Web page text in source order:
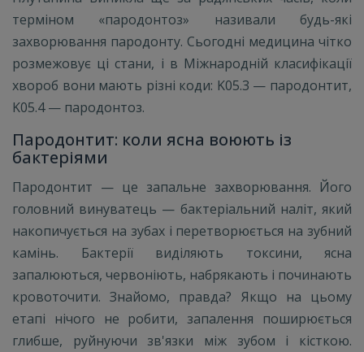
терміном «пародонтоз» називали будь-які
захворювання пародонту. Сьогодні медицина чітко
розмежовує ці стани, і в Міжнародній класифікації
хвороб вони мають різні коди: K05.3 — пародонтит,
K05.4 — пародонтоз.
Пародонтит: коли ясна воюють із
бактеріями
Пародонтит — це запальне захворювання. Його
головний винуватець — бактеріальний наліт, який
накопичується на зубах і перетворюється на зубний
камінь. Бактерії виділяють токсини, ясна
запалюються, червоніють, набрякають і починають
кровоточити. Знайомо, правда? Якщо на цьому
етапі нічого не робити, запалення поширюється
глибше, руйнуючи зв'язки між зубом і кісткою.